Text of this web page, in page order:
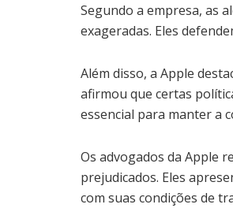
Segundo a empresa, as
exageradas. Eles
Além disso, a Apple
afirmou que certas
essencial para manter a
Os advogados da Apple
prejudicados. Eles
com suas condições de